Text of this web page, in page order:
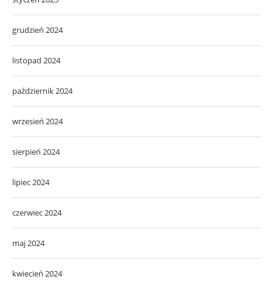
grudzień 2024
listopad 2024
październik 2024
wrzesień 2024
sierpień 2024
lipiec 2024
czerwiec 2024
maj 2024
kwiecień 2024